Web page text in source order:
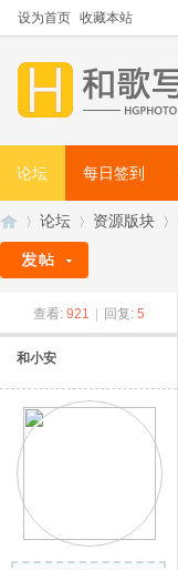
设为首页 收藏本站
论坛 每日签到
论坛
›
资源版块
查看: 921 回复: 5
和小安